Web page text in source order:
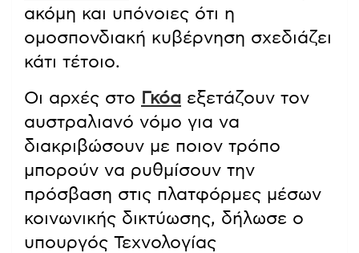
ακόμη και υπόνοιες ότι η
ομοσπονδιακή κυβέρνηση σχεδιάζει
κάτι τέτοιο.
Οι αρχές στο Γκόα εξετάζουν τον
αυστραλιανό νόμο για να
διακριβώσουν με ποιον τρόπο
μπορούν να ρυθμίσουν την
πρόσβαση στις πλατφόρμες μέσων
κοινωνικής δικτύωσης, δήλωσε ο
υπουργός Τεχνολογίας